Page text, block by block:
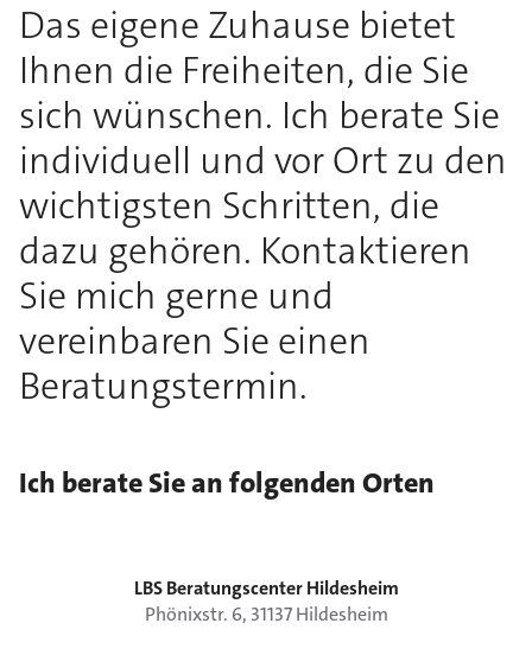
Das eigene Zuhause bietet
Ihnen die Freiheiten, die Sie
sich wünschen. Ich berate Sie
individuell und vor Ort zu den
wichtigsten Schritten, die
dazu gehören. Kontaktieren
Sie mich gerne und
vereinbaren Sie einen
Beratungstermin.
Ich berate Sie an folgenden Orten
LBS Beratungscenter Hildesheim
Phönixstr. 6, 31137 Hildesheim